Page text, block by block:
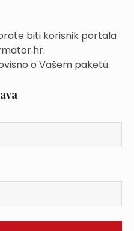
biti korisnik portala
o Vašem paketu.